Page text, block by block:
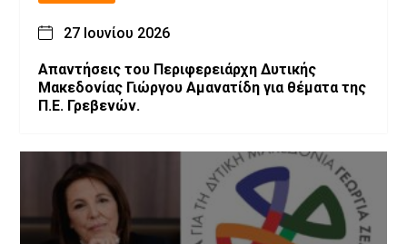
27 Ιουνίου 2026
Απαντήσεις του Περιφερειάρχη Δυτικής
Μακεδονίας Γιώργου Αμανατίδη για θέματα της
Π.Ε. Γρεβενών.